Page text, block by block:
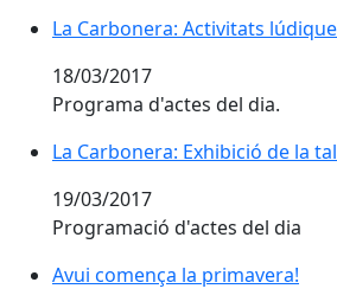
La Carbonera: Activitats
La Carbonera: Activitats
18/03/2017
Programa d'actes del dia.
La Carbonera: Exhibició de la
La Carbonera: Exhibició de la
19/03/2017
Programació d'actes del dia
Avui comença la primavera!
Avui comença la primavera!